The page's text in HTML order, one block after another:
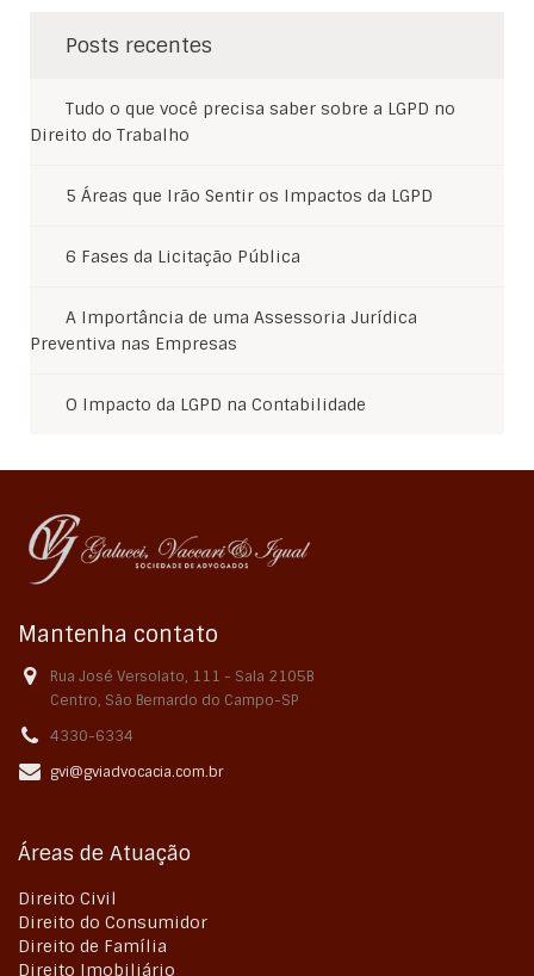
Posts recentes
Tudo o que você precisa saber sobre a LGPD no
Direito do Trabalho
5 Áreas que Irão Sentir os Impactos da LGPD
6 Fases da Licitação Pública
A Importância de uma Assessoria Jurídica
Preventiva nas Empresas
O Impacto da LGPD na Contabilidade
Mantenha contato
Rua José Versolato, 111 - Sala 2105B
Centro, São Bernardo do Campo-SP
4330-6334
gvi@gviadvocacia.com.br
Áreas de Atuação
Direito Civil
Direito do Consumidor
Direito de Família
Direito Imobiliário